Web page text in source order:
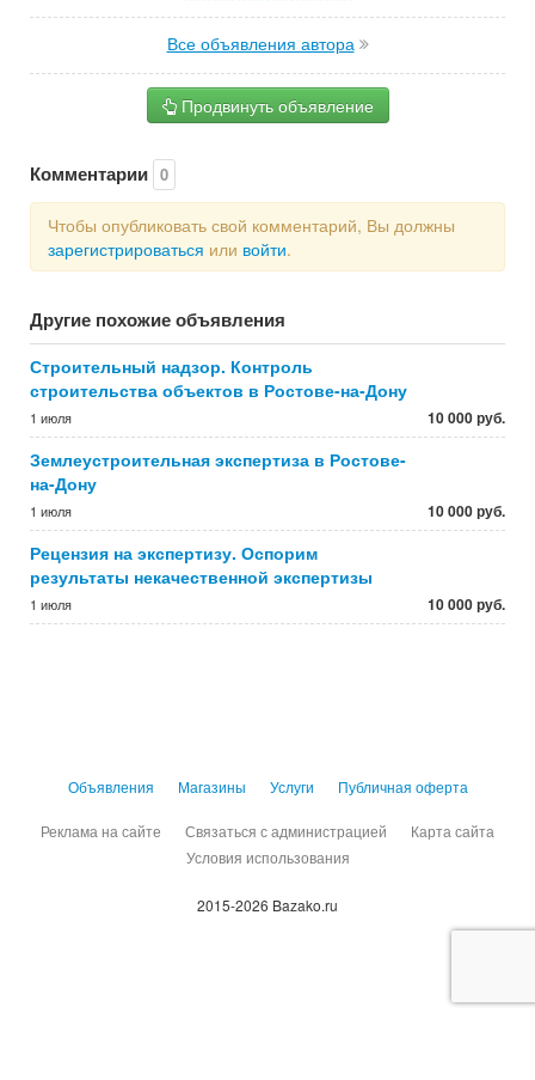
Все объявления автора
Продвинуть объявление
Комментарии 0
Чтобы опубликовать свой комментарий, Вы должны
зарегистрироваться или войти.
Другие похожие объявления
Строительный надзор. Контроль
строительства объектов в Ростове-на-Дону
1 июля 10 000 руб.
Землеустроительная экспертиза в Ростове-
на-Дону
1 июля 10 000 руб.
Рецензия на экспертизу. Оспорим
результаты некачественной экспертизы
1 июля 10 000 руб.
Объявления Магазины Услуги Публичная оферта
Реклама на сайте Связаться с администрацией
Карта сайта
Условия использования
2015-2026 Bazako.ru